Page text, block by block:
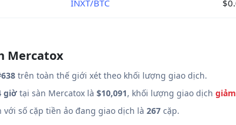
INXT/BTC
Mercatox
trên toàn thế giới xét theo khối lượng giao dịch.
giờ tại sàn Mercatox là $10,091, khối lượng giao dịch
với số cặp tiền ảo đang giao dịch là 267 cặp.